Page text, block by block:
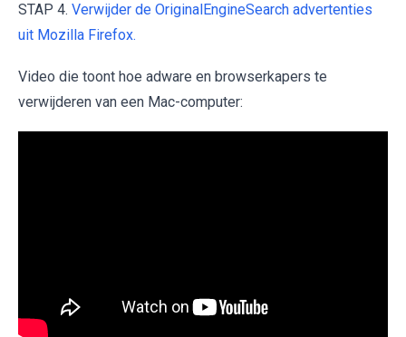
STAP 4. Verwijder de OriginalEngineSearch advertenties
uit Mozilla Firefox.
Video die toont hoe adware en browserkapers te
verwijderen van een Mac-computer: